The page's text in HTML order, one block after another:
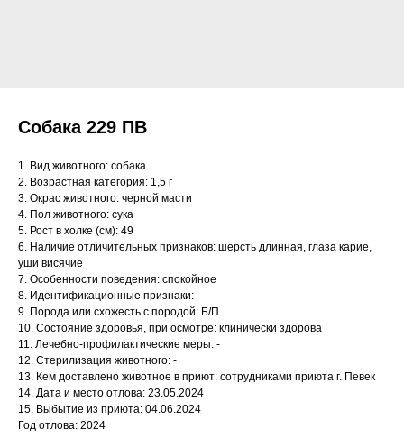
Собака 229 ПВ
1. Вид животного: собака
2. Возрастная категория: 1,5 г
3. Окрас животного: черной масти
4. Пол животного: сука
5. Рост в холке (см): 49
6. Наличие отличительных признаков: шерсть длинная, глаза карие,
уши висячие
7. Особенности поведения: спокойное
8. Идентификационные признаки: -
9. Порода или схожесть с породой: Б/П
10. Состояние здоровья, при осмотре: клинически здорова
11. Лечебно-профилактические меры: -
12. Стерилизация животного: -
13. Кем доставлено животное в приют: сотрудниками приюта г. Певек
14. Дата и место отлова: 23.05.2024
15. Выбытие из приюта: 04.06.2024
Год отлова: 2024